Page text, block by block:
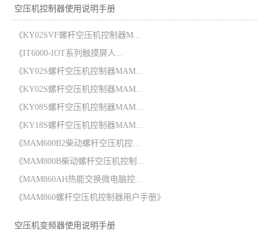
空压机控制器使用说明手册
《KY02SVF螺杆空压机控制器M...
《IT6000-IOT系列触摸屏人...
《KY02S螺杆空压机控制器MAM...
《KY02S螺杆空压机控制器MAM...
《KY08S螺杆空压机控制器MAM...
《KY18S螺杆空压机控制器MAM...
《MAM600B2柴动螺杆空压机控...
《MAM800B柴动螺杆空压机控制...
《MAM860AH热能交换微电脑控...
《MAM860螺杆空压机控制器用户手册》
空压机变频器使用说明手册